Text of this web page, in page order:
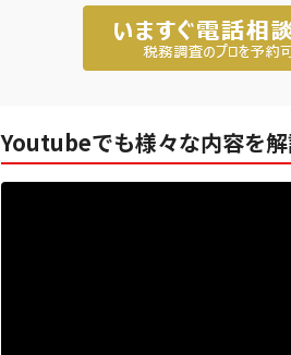
Youtubeでも様々な内容を解